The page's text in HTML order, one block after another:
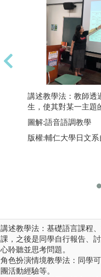
講述教學法：教師透
生，使其對某一主題
圖解:語音語調教學
版權:輔仁大學日文
講述教學法：基礎語言課程
課，之後是同學自行報告、
心聆聽並思考問題。
角色扮演情境教學法：同學
團活動經驗等。